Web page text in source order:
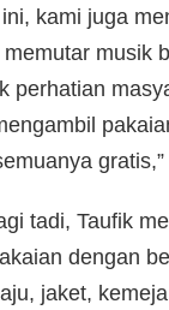
kami juga
musik
perhatian
tadi, Taufik
dengan
jaket,